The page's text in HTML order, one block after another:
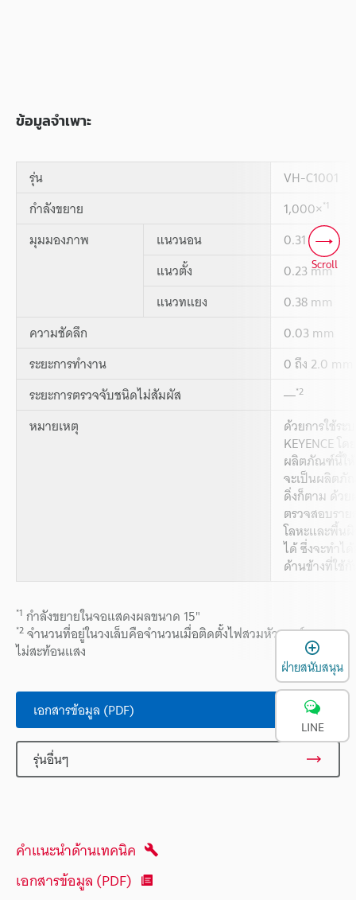
ข้อมูลจำเพาะ
รุ่น
VH-C1001
กำลังขยาย
1,000×*1
มุมมองภาพ แนวนอน
0.31 mm
แนวตั้ง
0.23 mm
แนวทแยง
0.38 mm
ความชัดลึก
0.03 mm
ระยะการทำงาน
0 ถึง 2.0 mm
ระยะการตรวจจับชนิดไม่สัมผัส
―*2
หมายเหตุ ด้วยการใช้ร
KEYENCE โ
ผลิตภัณฑ์นี้ให้
จะเป็นผลิตภั
ดิ่งก็ตาม ด้ว
ตรวจสอบราย
โลหะและพื้น
ได้ ซึ่งจะทำไ
ด้านข้างที่ใช้
*1 กำลังขยายในจอแสดงผลขนาด 15"
*2จำนวนที่อยู่ในวงเล็บคือจำนวนเมื่อติดตั้งไฟสวมหัวเลนส์แบบ
ไม่สะท้อนแสง
Scroll
เอกสารข้อมูล (PDF)
รุ่นอื่นๆ
คำแนะนำด้านเทคนิค
เอกสารข้อมูล (PDF)
ฝ่ายสนับสนุน
LINE